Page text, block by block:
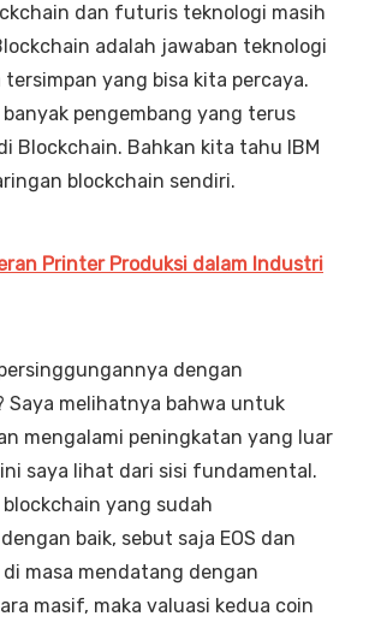
dan futuris teknologi masih
adalah jawaban teknologi
yang bisa kita percaya.
pengembang yang terus
Blockchain. Bahkan kita tahu IBM
blockchain sendiri.
Printer Produksi dalam Industri
dengan
Saya melihatnya bahwa untuk
mengalami peningkatan yang luar
ini saya lihat dari sisi fundamental.
yang sudah
baik, sebut saja EOS dan
masa mendatang dengan
masif, maka valuasi kedua coin